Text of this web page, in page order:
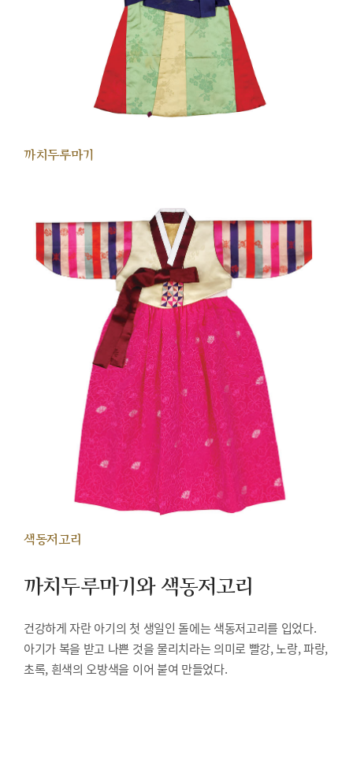
까치두루마기
색동저고리
까치두루마기와 색동저고리
건강하게 자란 아기의 첫 생일인 돌에는 색동저고리를 입었다.
아기가 복을 받고 나쁜 것을 물리치라는 의미로 빨강, 노랑, 파랑,
초록, 흰색의 오방색을 이어 붙여 만들었다.